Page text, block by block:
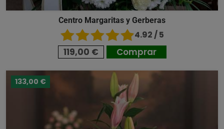
Centro Margaritas y Gerberas
4.92 / 5
119,00 € Comprar
133,00 €